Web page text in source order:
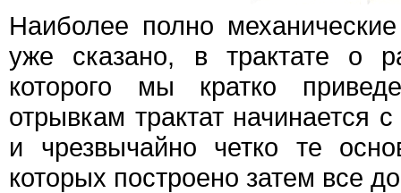
Наиболее полно
уже сказано, в трактате о
которого мы кратко
отрывкам трактат
и чрезвычайно четко те
которых построено затем все